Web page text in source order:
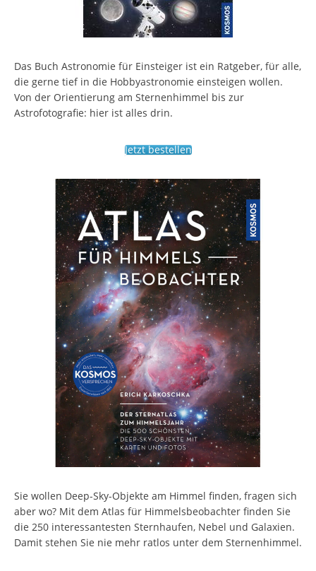
Das Buch Astronomie für Einsteiger ist ein Ratgeber, für alle,
die gerne tief in die Hobbyastronomie einsteigen wollen.
Von der Orientierung am Sternenhimmel bis zur
Astrofotografie: hier ist alles drin.
Jetzt bestellen
Sie wollen Deep-Sky-Objekte am Himmel finden, fragen sich
aber wo? Mit dem Atlas für Himmelsbeobachter finden Sie
die 250 interessantesten Sternhaufen, Nebel und Galaxien.
Damit stehen Sie nie mehr ratlos unter dem Sternenhimmel.